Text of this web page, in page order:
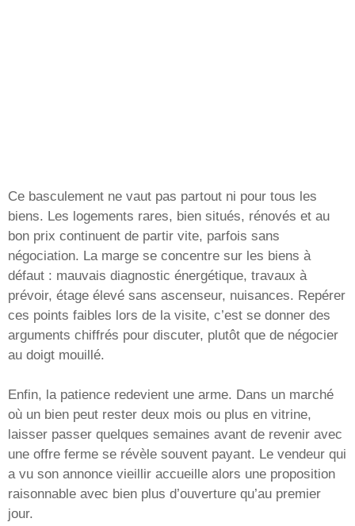
Ce basculement ne vaut pas partout ni pour tous les
biens. Les logements rares, bien situés, rénovés et au
bon prix continuent de partir vite, parfois sans
négociation. La marge se concentre sur les biens à
défaut : mauvais diagnostic énergétique, travaux à
prévoir, étage élevé sans ascenseur, nuisances. Repérer
ces points faibles lors de la visite, c’est se donner des
arguments chiffrés pour discuter, plutôt que de négocier
au doigt mouillé.
Enfin, la patience redevient une arme. Dans un marché
où un bien peut rester deux mois ou plus en vitrine,
laisser passer quelques semaines avant de revenir avec
une offre ferme se révèle souvent payant. Le vendeur qui
a vu son annonce vieillir accueille alors une proposition
raisonnable avec bien plus d’ouverture qu’au premier
jour.